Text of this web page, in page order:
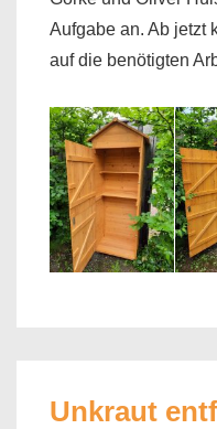
Aufgabe an. Ab jetzt
auf die benötigten
Unkraut